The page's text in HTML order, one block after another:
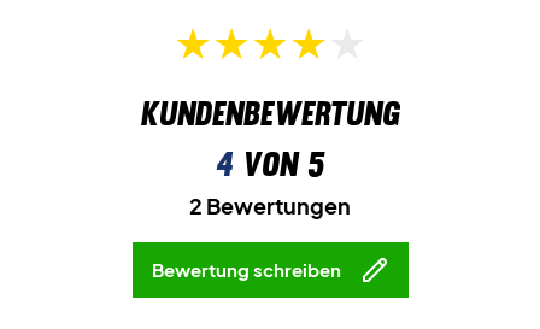
Kundenbewertung
4 von 5
2 Bewertungen
Bewertung schreiben